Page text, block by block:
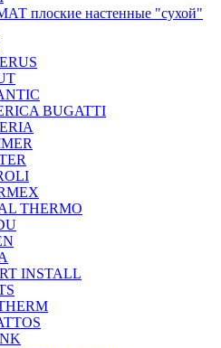
плоские настенные "сухой"
BUGATTI
THERMO
INSTALL